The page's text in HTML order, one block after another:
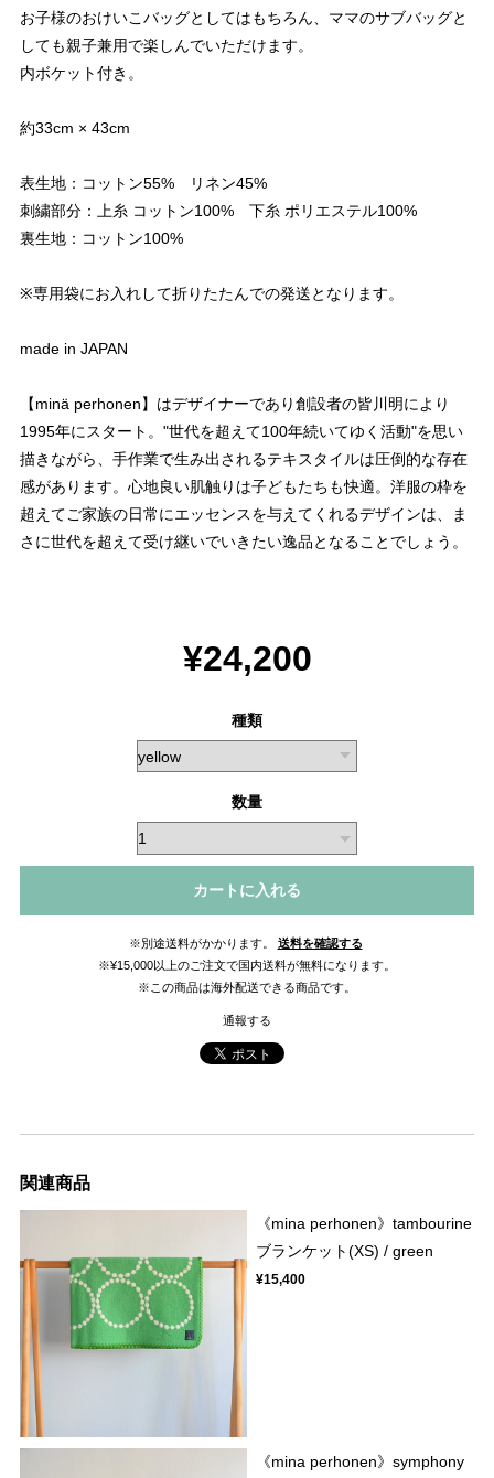
お子様のおけいこバッグとしてはもちろん、ママのサブバッグと
しても親子兼用で楽しんでいただけます。
内ボケット付き。
約33cm × 43cm
表生地：コットン55% リネン45%
刺繍部分：上糸 コットン100% 下糸 ポリエステル100%
裏生地：コットン100%
※専用袋にお入れして折りたたんでの発送となります。
made in JAPAN
【minä perhonen】はデザイナーであり創設者の皆川明により
1995年にスタート。"世代を超えて100年続いてゆく活動"を思い
描きながら、手作業で生み出されるテキスタイルは圧倒的な存在
感があります。心地良い肌触りは子どもたちも快適。洋服の枠を
超えてご家族の日常にエッセンスを与えてくれるデザインは、ま
さに世代を超えて受け継いでいきたい逸品となることでしょう。
¥24,200
種類
数量
カートに入れる
※別途送料がかかります。
送料を確認する
※¥15,000以上のご注文で国内送料が無料になります。
※この商品は海外配送できる商品です。
通報する
関連商品
《mina perhonen》tambourine
ブランケット(XS) / green
¥15,400
《mina perhonen》symphony